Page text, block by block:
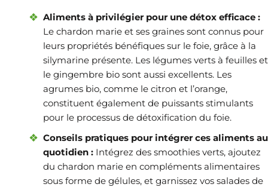
Aliments à privilégier pour une détox efficace :
Le chardon marie et ses graines sont connus pour
leurs propriétés bénéfiques sur le foie, grâce à la
silymarine présente. Les légumes verts à feuilles et
le gingembre bio sont aussi excellents. Les
agrumes bio, comme le citron et l’orange,
constituent également de puissants stimulants
pour le processus de détoxification du foie.
Conseils pratiques pour intégrer ces aliments au
quotidien : Intégrez des smoothies verts, ajoutez
du chardon marie en compléments alimentaires
sous forme de gélules, et garnissez vos salades de